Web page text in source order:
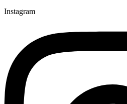
Instagram